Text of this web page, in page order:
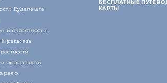
Будапешта
и окрестности
окрестности
БЕСПЛАТНЫЕ
КАРТЫ